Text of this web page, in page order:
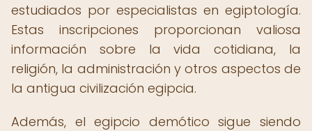
estudiados por especialistas en egiptología.
Estas inscripciones proporcionan valiosa
información sobre la vida cotidiana, la
religión, la administración y otros aspectos de
la antigua civilización egipcia.
Además, el egipcio demótico sigue siendo